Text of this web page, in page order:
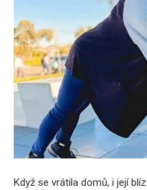
Když se vrátila domů, i její